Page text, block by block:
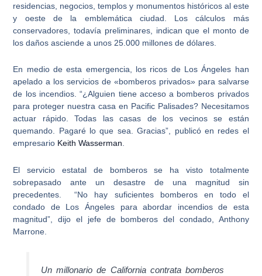
residencias, negocios, templos y monumentos históricos al este
y oeste de la emblemática ciudad. Los cálculos más
conservadores, todavía preliminares, indican que el monto de
los daños asciende a unos 25.000 millones de dólares.
En medio de esta emergencia, los ricos de Los Ángeles han
apelado a los servicios de «bomberos privados» para salvarse
de los incendios. “¿Alguien tiene acceso a bomberos privados
para proteger nuestra casa en Pacific Palisades? Necesitamos
actuar rápido. Todas las casas de los vecinos se están
quemando. Pagaré lo que sea. Gracias”, publicó en redes el
empresario Keith Wasserman.
El servicio estatal de bomberos se ha visto totalmente
sobrepasado ante un desastre de una magnitud sin
precedentes . “No hay suficientes bomberos en todo el
condado de Los Ángeles para abordar incendios de esta
magnitud”, dijo el jefe de bomberos del condado, Anthony
Marrone.
Un millonario de California contrata bomberos